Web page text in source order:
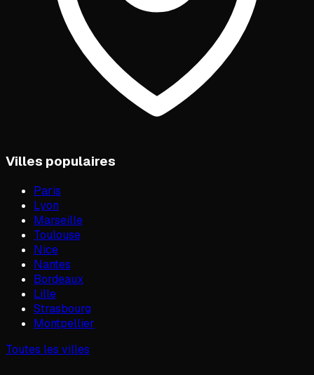
Villes populaires
Paris
Lyon
Marseille
Toulouse
Nice
Nantes
Bordeaux
Lille
Strasbourg
Montpellier
Toutes les villes